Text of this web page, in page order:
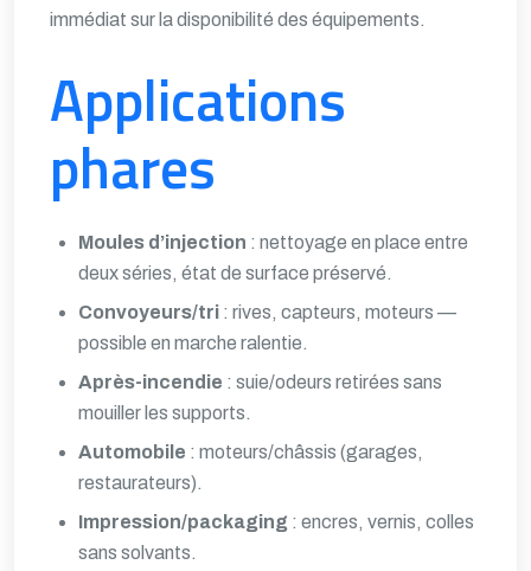
immédiat sur la disponibilité des équipements.
Applications
phares
Moules d’injection : nettoyage en place entre
deux séries, état de surface préservé.
Convoyeurs/tri : rives, capteurs, moteurs —
possible en marche ralentie.
Après-incendie : suie/odeurs retirées sans
mouiller les supports.
Automobile : moteurs/châssis (garages,
restaurateurs).
Impression/packaging : encres, vernis, colles
sans solvants.